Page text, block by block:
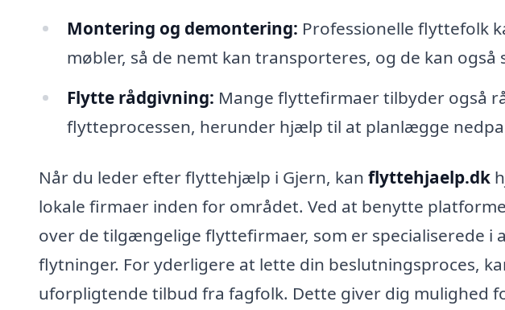
Montering og demontering: Professionelle flyttefolk
møbler, så de nemt kan transporteres, og de kan
Flytte rådgivning: Mange flyttefirmaer tilbyder også
flytteprocessen, herunder hjælp til at planlægge
Når du leder efter flyttehjælp i Gjern, kan flyttehjaelp.dk
lokale firmaer inden for området. Ved at benytte
over de tilgængelige flyttefirmaer, som er specialiserede i
flytninger. For yderligere at lette din beslutningsproces,
uforpligtende tilbud fra fagfolk. Dette giver dig mulighed